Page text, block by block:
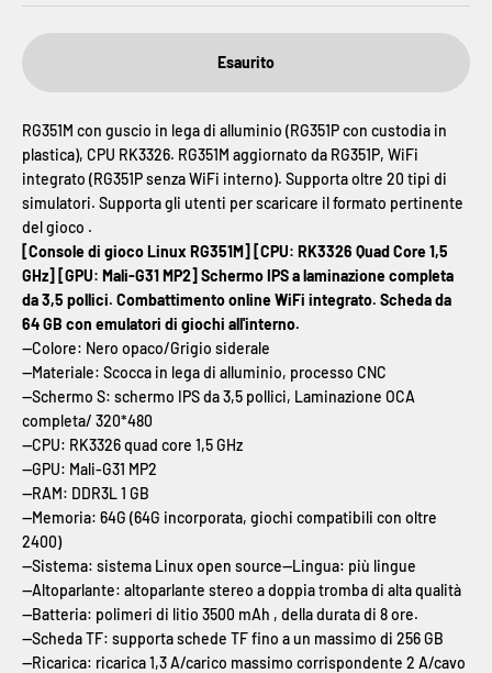
Esaurito
RG351M con guscio in lega di alluminio (RG351P con custodia in
plastica), CPU RK3326. RG351M aggiornato da RG351P, WiFi
integrato (RG351P senza WiFi interno). Supporta oltre 20 tipi di
simulatori. Supporta gli utenti per scaricare il formato pertinente
del gioco .
[Console di gioco Linux RG351M] [CPU: RK3326 Quad Core 1,5
GHz] [GPU: Mali-G31 MP2] Schermo IPS a laminazione completa
da 3,5 pollici. Combattimento online WiFi integrato. Scheda da
64 GB con emulatori di giochi all'interno.
--Colore: Nero opaco/Grigio siderale
--Materiale: Scocca in lega di alluminio, processo CNC
--Schermo S: schermo IPS da 3,5 pollici, Laminazione OCA
completa/ 320*480
--CPU: RK3326 quad core 1,5 GHz
--GPU: Mali-G31 MP2
--RAM: DDR3L 1 GB
--Memoria: 64G (64G incorporata, giochi compatibili con oltre
2400)
--Sistema: sistema Linux open source--Lingua: più lingue
--Altoparlante: altoparlante stereo a doppia tromba di alta qualità
--Batteria: polimeri di litio 3500 mAh , della durata di 8 ore.
--Scheda TF: supporta schede TF fino a un massimo di 256 GB
--Ricarica: ricarica 1,3 A/carico massimo corrispondente 2 A/cavo